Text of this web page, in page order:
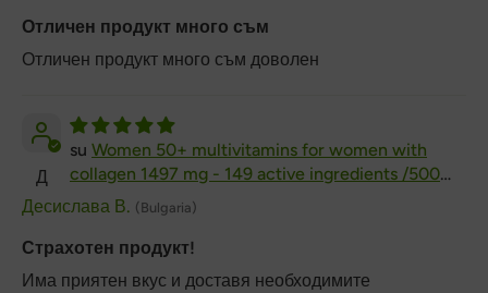
Отличен продукт много съм
Отличен продукт много съм доволен
Д
Women 50+ multivitamins for women with
collagen 1497 mg - 149 active ingredients /500
ml/
Десислава В. (Bulgaria)
Страхотен продукт!
Има приятен вкус и доставя необходимите